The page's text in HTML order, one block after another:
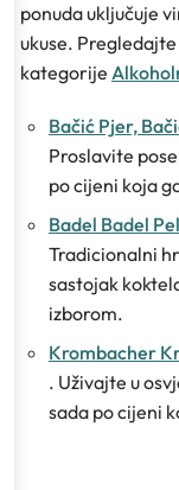
ponuda uključuje
ukuse.
kategorije
Bačić Pjer,
Proslavite
po cijeni koja
Badel Badel
Tradicionalni
sastojak
izborom.
Krombacher
. Uživajte u
sada po cijeni